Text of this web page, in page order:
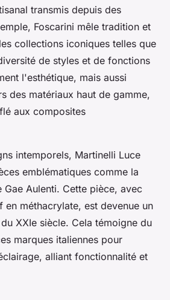
transmis depuis des
Foscarini mêle tradition et
collections iconiques telles que
de styles et de fonctions
l'esthétique, mais aussi
des matériaux haut de gamme,
aux composites
intemporels, Martinelli Luce
emblématiques comme la
Gae Aulenti. Cette pièce, avec
en méthacrylate, est devenue un
XXIe siècle. Cela témoigne du
marques italiennes pour
alliant fonctionnalité et